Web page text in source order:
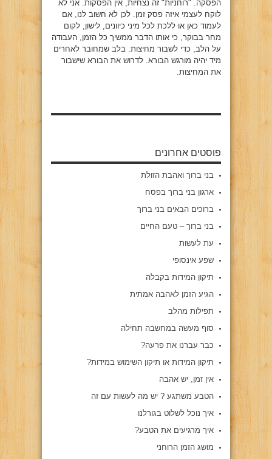
הפסקה. "רוחניות" זה נצחיות, אין הפסקות. אני לא
לוקח לעצמי איזה פסק זמן. לכן לא חשוב לנו, אם
לעמוד כאן או ללכת לכל מיני כיוונים, לישון, לקום
מחר בבוקר, כי אותו הדבר ממשיך כל הזמן, העבודה
על הלב, כדי לשבור מחיצות. בלב שמחובר לאחרים
מיד יהיה מורגש הבורא. לדרוש את הבורא שישבור
את המחיצות.
פוסטים אחרונים
בני ברוך ואהבת הזולת
ארגון בני ברוך בפסח
ברוכים הבאים בני ברוך
בני ברוך – טעם החיים
עת לעשות
שפע אינסופי
תיקון המידות בקבלה
הגיע הזמן לאהבה אמתית
תפילות מהלב
סוף מעשה במחשבה תחילה
כבר עברנו את פרעה?
תיקון המידות או תיקון השימוש במידות?
אין זמן, יש אהבה
הטבע משתגע ? יש מה לעשות עם זה
איך נוכל לשלוט בגורלנו
איך מרגיעים את הטבע?
מושג הזמן הרוחני